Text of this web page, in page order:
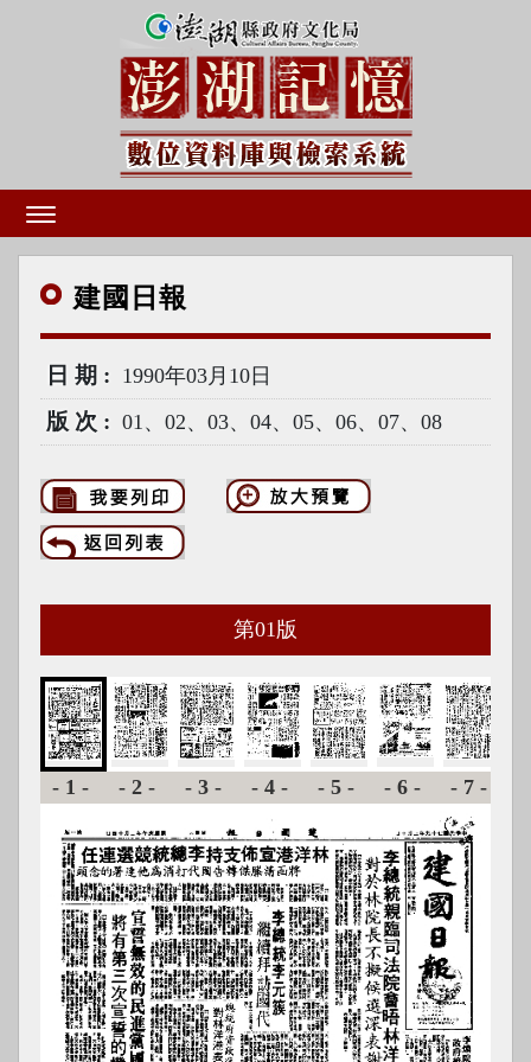
建國 日報
日期 1990年03月10日
版次 01、02、03、04、05、06、07、08
第01 版
-1- -2- -3- -4- -5- -6- -7-